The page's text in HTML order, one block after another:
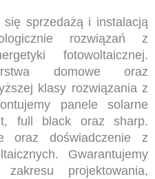
sprzedażą i instalacją
rozwiązań z
fotowoltaicznej.
domowe oraz
klasy rozwiązania z
panele solarne
full black oraz sharp.
oraz doświadczenie z
Gwarantujemy
projektowania,